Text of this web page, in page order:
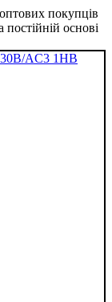
покупців
основі